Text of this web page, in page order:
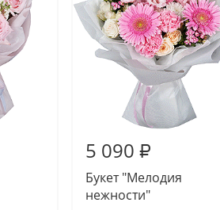
5 090 ₽
Букет "Мелодия
нежности"